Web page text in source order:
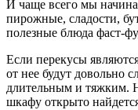
И чаще всего мы
пирожные, сладости,
полезные блюда фаст-
Если перекусы
от нее будут довольно
длительным и тяжким.
шкафу открыто